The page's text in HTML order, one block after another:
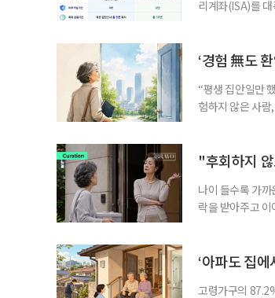
리계좌(ISA)를
기 때문이다. 지
‘경험 無도
“평생 집안일만
험하지 않은 사람
경험이 풍부한
"후회하지
나이 들수록 가
락을 받아주고
게 여기며, 거절
‘아파도 집
고령가구의